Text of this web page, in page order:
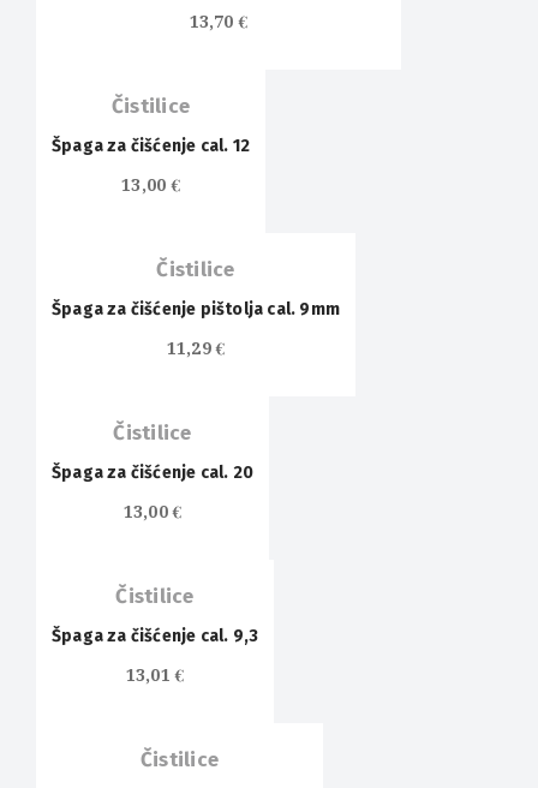
13,70€
Čistilice
Špaga za čišćenje cal. 12
13,00€
Čistilice
Špaga za čišćenje pištolja cal. 9mm
11,29€
Čistilice
Špaga za čišćenje cal. 20
13,00€
Čistilice
Špaga za čišćenje cal. 9,3
13,01€
Čistilice